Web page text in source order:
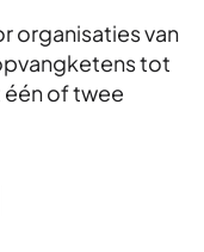
organisaties van
tot
of twee